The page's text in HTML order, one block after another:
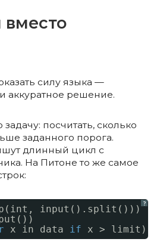
вместо
силу языка —
аккуратное решение.
посчитать, сколько
заданного порога.
длинный цикл с
На Питоне то же самое
?
input().split()))
x in data if x > limit))